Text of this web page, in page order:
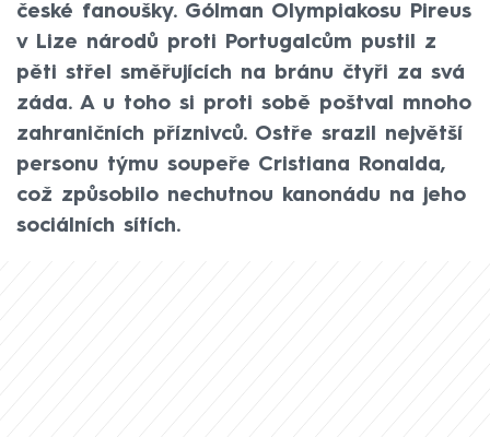
české fanoušky. Gólman Olympiakosu Pireus
v Lize národů proti Portugalcům pustil z
pěti střel směřujících na bránu čtyři za svá
záda. A u toho si proti sobě poštval mnoho
zahraničních příznivců. Ostře srazil největší
personu týmu soupeře Cristiana Ronalda,
což způsobilo nechutnou kanonádu na jeho
sociálních sítích.